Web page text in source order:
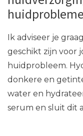
Ik adviseer je
geschikt zijn voor
huidprobleem.
donkere en
water en
serum en sluit dit